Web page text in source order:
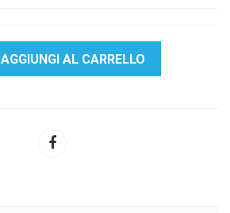
AGGIUNGI AL CARRELLO